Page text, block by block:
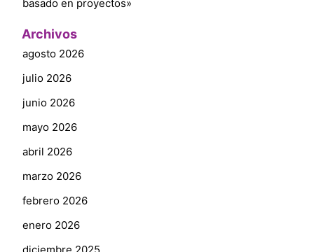
basado en proyectos»
Archivos
agosto 2026
julio 2026
junio 2026
mayo 2026
abril 2026
marzo 2026
febrero 2026
enero 2026